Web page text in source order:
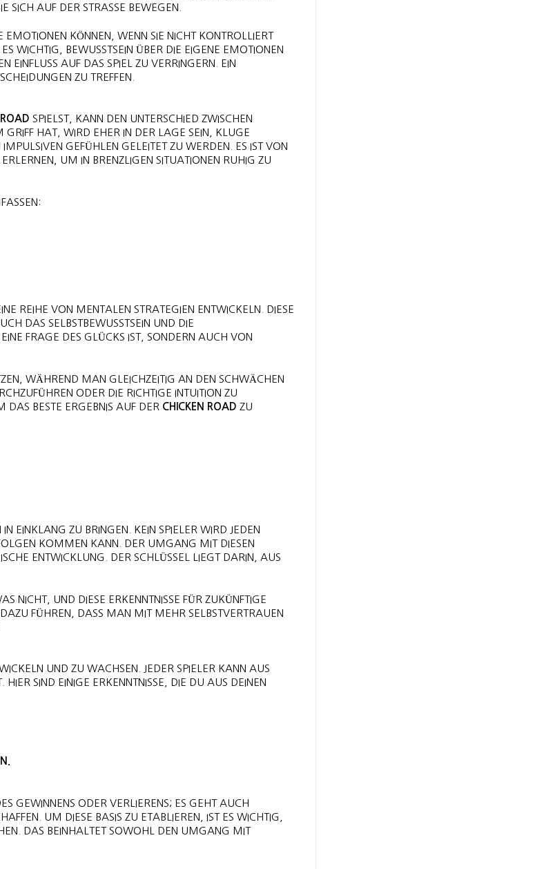
SICH AUF DER STRASSE BEWEGEN.
EMOTIONEN KÖNNEN, WENN SIE NICHT KONTROLLIERT
WICHTIG, BEWUSSTSEIN ÜBER DIE EIGENE EMOTIONEN
AUF DAS SPIEL ZU VERRINGERN. EIN
ZU TREFFEN.
SPIELST, KANN DEN UNTERSCHIED ZWISCHEN
HAT, WIRD EHER IN DER LAGE SEIN, KLUGE
GEFÜHLEN GELEITET ZU WERDEN. ES IST VON
UM IN BRENZLIGEN SITUATIONEN RUHIG ZU
REIHE VON MENTALEN STRATEGIEN ENTWICKELN. DIESE
DAS SELBSTBEWUSSTSEIN UND DIE
FRAGE DES GLÜCKS IST, SONDERN AUCH VON
WÄHREND MAN GLEICHZEITIG AN DEN SCHWÄCHEN
ODER DIE RICHTIGE INTUITION ZU
DAS BESTE ERGEBNIS AUF DER CHICKEN ROAD ZU
EINKLANG ZU BRINGEN. KEIN SPIELER WIRD JEDEN
KOMMEN KANN. DER UMGANG MIT DIESEN
ENTWICKLUNG. DER SCHLÜSSEL LIEGT DARIN, AUS
NICHT, UND DIESE ERKENNTNISSE FÜR ZUKÜNFTIGE
FÜHREN, DASS MAN MIT MEHR SELBSTVERTRAUEN
UND ZU WACHSEN. JEDER SPIELER KANN AUS
SIND EINIGE ERKENNTNISSE, DIE DU AUS DEINEN
GEWINNENS ODER VERLIERENS; ES GEHT AUCH
UM DIESE BASIS ZU ETABLIEREN, IST ES WICHTIG,
DAS BEINHALTET SOWOHL DEN UMGANG MIT